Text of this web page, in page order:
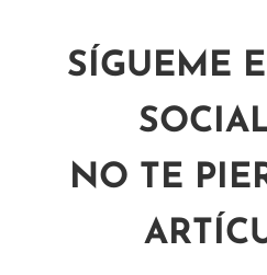
SÍGUEME
NO TE